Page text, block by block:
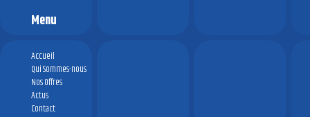
Menu
Accueil
Qui Sommes-nous
Nos Offres
Actus
Contact